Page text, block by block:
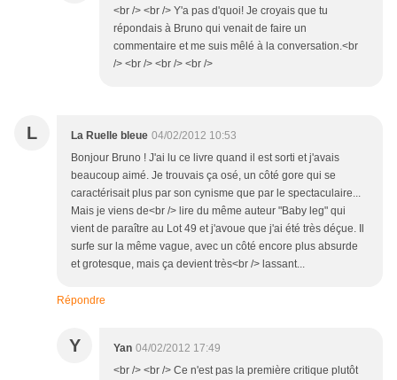
<br /> <br /> Y'a pas d'quoi! Je croyais que tu
répondais à Bruno qui venait de faire un
commentaire et me suis mêlé à la conversation.<br
/> <br /> <br /> <br />
L La Ruelle bleue 04/02/2012 10:53
Bonjour Bruno ! J'ai lu ce livre quand il est sorti et j'avais
beaucoup aimé. Je trouvais ça osé, un côté gore qui se
caractérisait plus par son cynisme que par le spectaculaire...
Mais je viens de<br /> lire du même auteur "Baby leg" qui
vient de paraître au Lot 49 et j'avoue que j'ai été très déçue. Il
surfe sur la même vague, avec un côté encore plus absurde
et grotesque, mais ça devient très<br /> lassant...
Répondre
Y Yan 04/02/2012 17:49
<br /> <br /> Ce n'est pas la première critique plutôt